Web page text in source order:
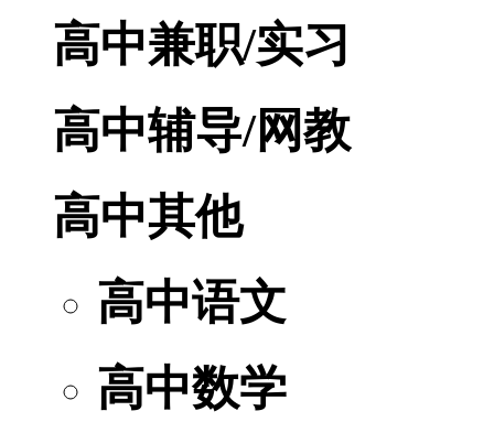
高中兼职/实习
高中辅导/网教
高中其他
高中语文
高中数学